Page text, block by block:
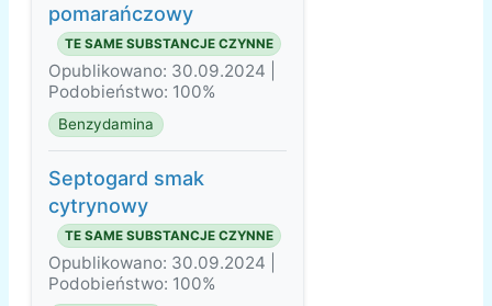
pomarańczowy
TE SAME SUBSTANCJE CZYNNE
Opublikowano: 30.09.2024 |
Podobieństwo: 100%
Benzydamina
Septogard smak
cytrynowy
TE SAME SUBSTANCJE CZYNNE
Opublikowano: 30.09.2024 |
Podobieństwo: 100%